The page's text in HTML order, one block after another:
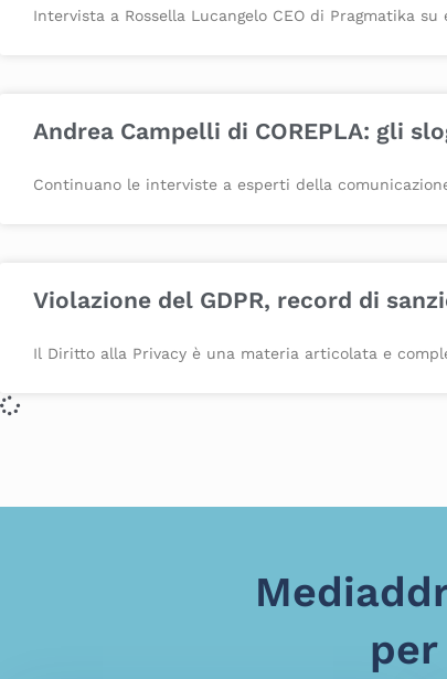
Intervista a Rossella Lucangelo CEO di Pragmatika
Andrea Campelli di COREPLA: gli
Continuano le interviste a esperti della
Violazione del GDPR, record di
Il Diritto alla Privacy è una materia articolata e